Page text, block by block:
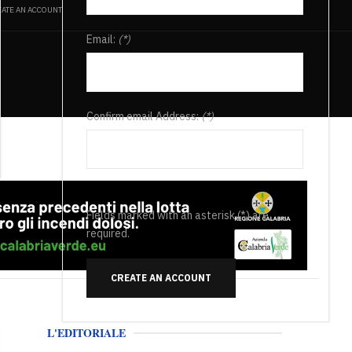
AN ACCOUNT
Email: (*)
Confirm email Address:(*)
Fields marked with an asterisk (*) are
required.
CREATE AN ACCOUNT
L'EDITORIALE